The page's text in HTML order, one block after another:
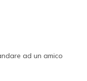
ad un amico